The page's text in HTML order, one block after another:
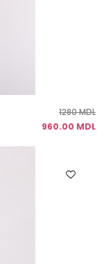
1280 MDL
960.00 MDL